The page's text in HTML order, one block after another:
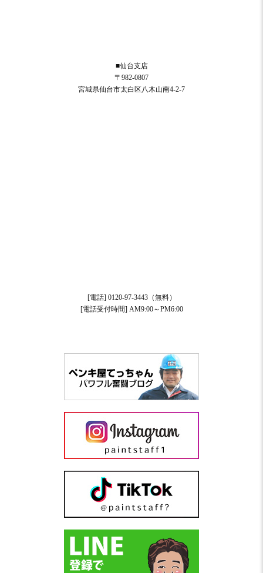
■仙台支店
〒982-0807
宮城県仙台市太白区八木山南4-2-7
[電話] 0120-97-3443（無料）
[電話受付時間] AM9:00～PM6:00